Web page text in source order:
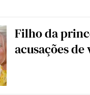
Filho da
acusações